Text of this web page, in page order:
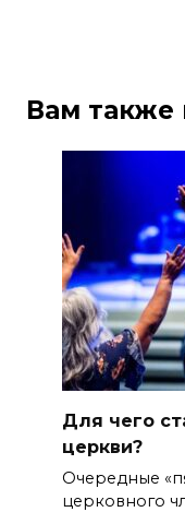
Вам также
Для чего
церкви?
Очередные
церковного